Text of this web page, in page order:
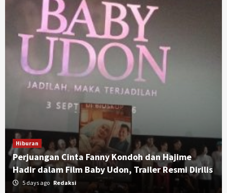
Hiburan
Perjuangan Cinta Fanny Kondoh dan Hajime
Hadir dalam Film Baby Udon, Trailer Resmi Dirilis
5 days ago Redaksi